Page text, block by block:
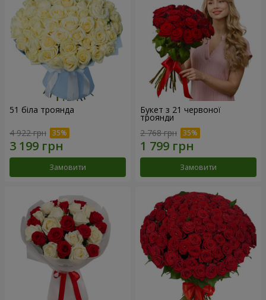
51 біла троянда
4 922 грн
Замовити
Букет з 21 червоної
троянди
2 768 грн
Замовити